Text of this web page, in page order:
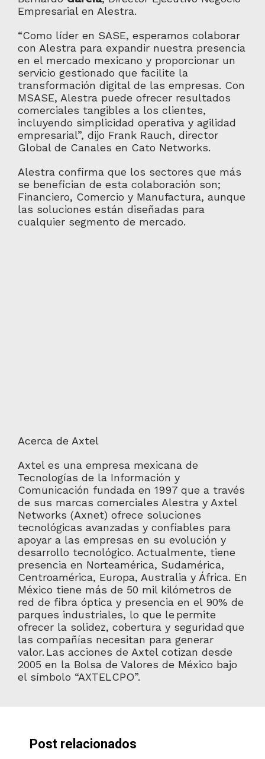
Empresarial en Alestra.
“Como líder en SASE, esperamos colaborar
con Alestra para expandir nuestra presencia
en el mercado mexicano y proporcionar un
servicio gestionado que facilite la
transformación digital de las empresas. Con
MSASE, Alestra puede ofrecer resultados
comerciales tangibles a los clientes,
incluyendo simplicidad operativa y agilidad
empresarial”, dijo Frank Rauch, director
Global de Canales en Cato Networks.
Alestra confirma que los sectores que más
se benefician de esta colaboración son;
Financiero, Comercio y Manufactura, aunque
las soluciones están diseñadas para
cualquier segmento de mercado.
Acerca de Axtel
Axtel es una empresa mexicana de
Tecnologías de la Información y
Comunicación fundada en 1997 que a través
de sus marcas comerciales Alestra y Axtel
Networks (Axnet) ofrece soluciones
tecnológicas avanzadas y confiables para
apoyar a las empresas en su evolución y
desarrollo tecnológico. Actualmente, tiene
presencia en Norteamérica, Sudamérica,
Centroamérica, Europa, Australia y África. En
México tiene más de 50 mil kilómetros de
red de fibra óptica y presencia en el 90% de
parques industriales, lo que le permite
ofrecer la solidez, cobertura y seguridadque
las compañías necesitan para generar
valor. Las acciones de Axtel cotizan desde
2005 en la Bolsa de Valores de México bajo
el símbolo “AXTELCPO”.
Post relacionados